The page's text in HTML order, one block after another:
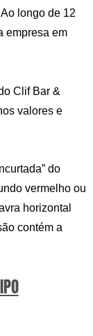
longo de 12
empresa em
Clif Bar &
valores e
do
vermelho ou
horizontal
contém a